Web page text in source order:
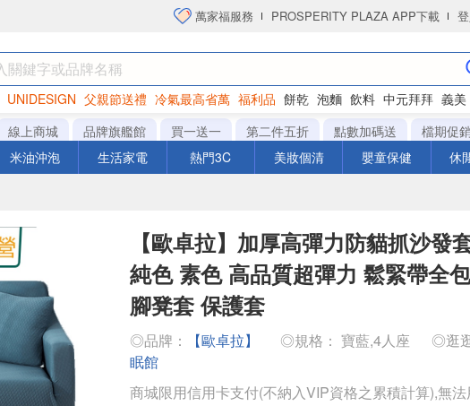
萬家福服務 PROSPERITY PLAZA APP下載
UNIDESIGN 父親節送禮 冷氣最高省萬 福利品 餅乾 泡麵 飲料 中元拜拜 義美
罐頭 海苔 洋芋片
線上商城 品牌旗艦館 買一送一 第二件五折 點數加碼送 檔期促
米油沖泡 生活家電 熱門3C 美妝個清 嬰童保健 休
【歐卓拉】加厚高彈力防貓抓沙發
純色 素色 高品質超彈力 鬆緊帶全
腳凳套 保護套
◎品牌： 【歐卓拉】 ◎規格： 寶藍,4人座 ◎逛
眠館
商城限用信用卡支付(不納入VIP資格之累積計算),無